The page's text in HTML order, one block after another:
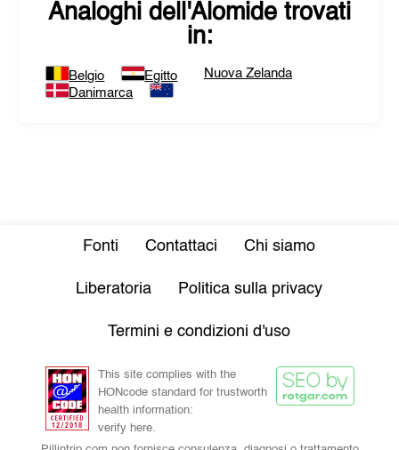
Analoghi dell'Alomide trovati
in:
Belgio
Egitto
Danimarca
Nuova Zelanda
Fonti Contattaci Chi siamo
Liberatoria Politica sulla privacy
Termini e condizioni d'uso
This site complies with the
HONcode standard for trustworth
health information:
verify here.